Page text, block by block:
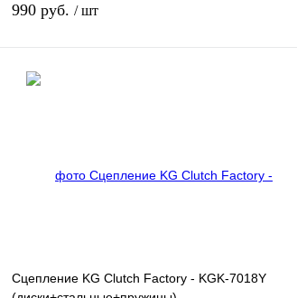
990 руб. / шт
наличии
Сцепление KG Clutch Factory - KGK-7018Y